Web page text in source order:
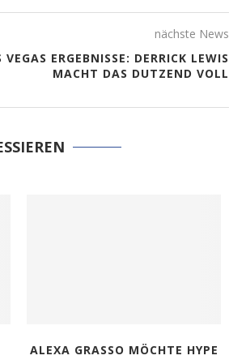
nächste News
VEGAS ERGEBNISSE: DERRICK LEWIS
MACHT DAS DUTZEND VOLL
ALEXA GRASSO MÖCHTE HYPE